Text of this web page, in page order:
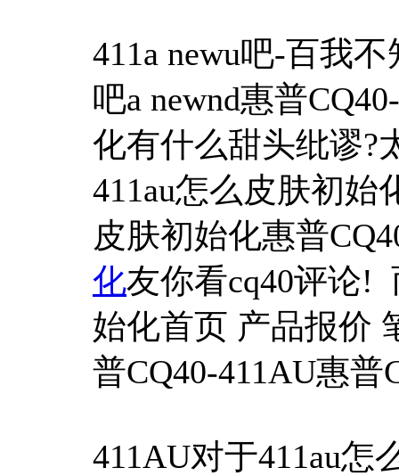
411a newu吧-百我
吧a newnd惠普
化有什么甜头纰谬?
411au怎么皮肤初始
皮肤初始化惠普
化友你看cq40评论!
始化首页 产品报价
普CQ40-411AU惠普
411AU对于411au怎